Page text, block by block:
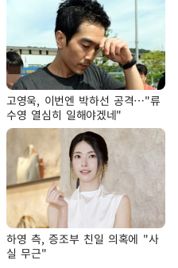
고영욱, 이번엔 박하선 공격…"류
수영 열심히 일해야겠네"
하영 측, 증조부 친일 의혹에 "사
실 무근"